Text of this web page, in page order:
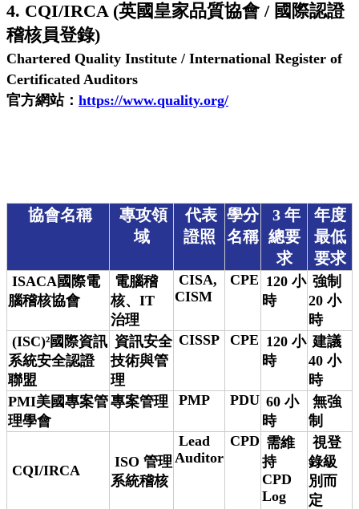
4. CQI/IRCA (英國皇家品質協會 / 國際認證
稽核員登錄)
Chartered Quality Institute / International Register of
Certificated Auditors
官方網站： https://www.quality.org/
協會名稱
專攻領
域
代表
證照
學分
名稱
3 年
總要
求
年度
最低
要求
ISACA國際電
腦稽核協會
電腦稽
核、IT
治理
CISA,
CISM
CPE 120 小
時
強制
20 小
時
(ISC)²國際資訊
系統安全認證
聯盟
資訊安全
技術與管
理
CISSP CPE 120 小
時
建議
40 小
時
PMI美國專案管
理學會
專案管理 PMP PDU 60 小
時
無強
制
CQI/IRCA
ISO 管理
系統稽核
Lead
Auditor
CPD 需維
持
CPD
Log
視登
錄級
別而
定